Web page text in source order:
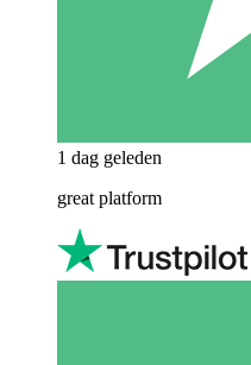
1 dag geleden
great platform